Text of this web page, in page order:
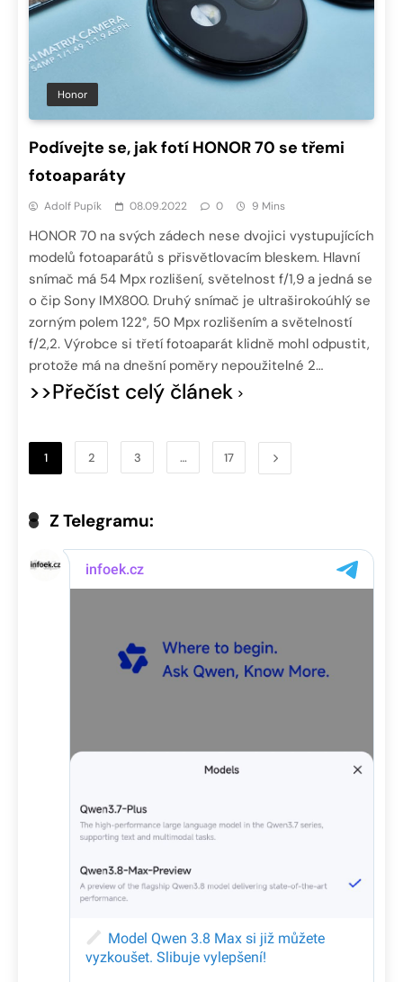
Honor
Podívejte se, jak fotí HONOR 70 se třemi
fotoaparáty
Adolf Pupík 08.09.2022 0 9 Mins
HONOR 70 na svých zádech nese dvojici vystupujících
modelů fotoaparátů s přisvětlovacím bleskem. Hlavní
snímač má 54 Mpx rozlišení, světelnost f/1,9 a jedná se
o čip Sony IMX800. Druhý snímač je ultraširokoúhlý se
zorným polem 122°, 50 Mpx rozlišením a světelností
f/2,2. Výrobce si třetí fotoaparát klidně mohl odpustit,
protože má na dnešní poměry nepoužitelné 2…
>>Přečíst celý článek
1 2 3 … 17
Z Telegramu: